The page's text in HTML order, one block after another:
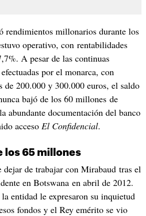
rendimientos millonarios durante los
operativo, con rentabilidades
A pesar de las continuas
por el monarca, con
de 200.000 y 300.000 euros, el saldo
bajó de los 60 millones de
abundante documentación del banco
acceso El Confidencial.
los 65 millones
dejar de trabajar con Mirabaud tras el
en Botswana en abril de 2012.
entidad le expresaron su inquietud
fondos y el Rey emérito se vio